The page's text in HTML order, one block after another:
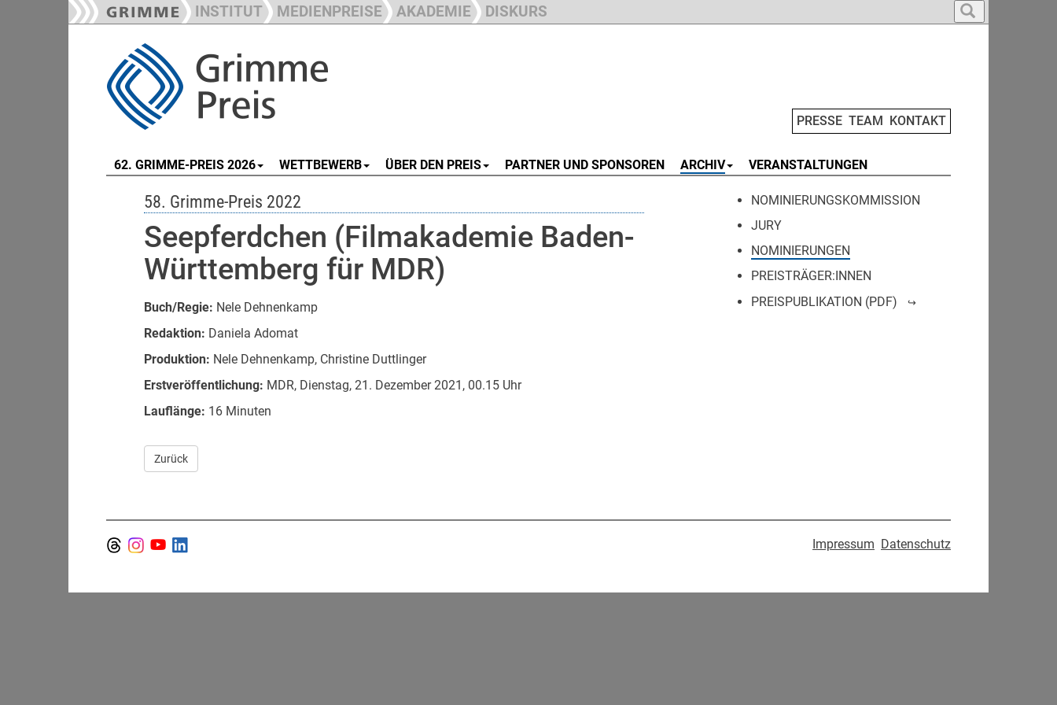
INSTITUT MEDIENPREISE AKADEMIE DISKURS
PRESSE TEAM KONTAKT
62. GRIMME-PREIS 2026 WETTBEWERB ÜBER DEN PREIS PARTNER UND SPONSOREN ARCHIV VERANSTALTUNGEN
58. Grimme-Preis 2022
Seepferdchen (Filmakademie Baden-
Württemberg für MDR)
Buch/Regie: Nele Dehnenkamp
Redaktion: Daniela Adomat
Produktion: Nele Dehnenkamp, Christine Duttlinger
Erstveröffentlichung: MDR, Dienstag, 21. Dezember 2021, 00.15 Uhr
Lauflänge: 16 Minuten
Zurück
NOMINIERUNGSKOMMISSION
JURY
NOMINIERUNGEN
PREISTRÄGER:INNEN
PREISPUBLIKATION (PDF)
Impressum Datenschutz